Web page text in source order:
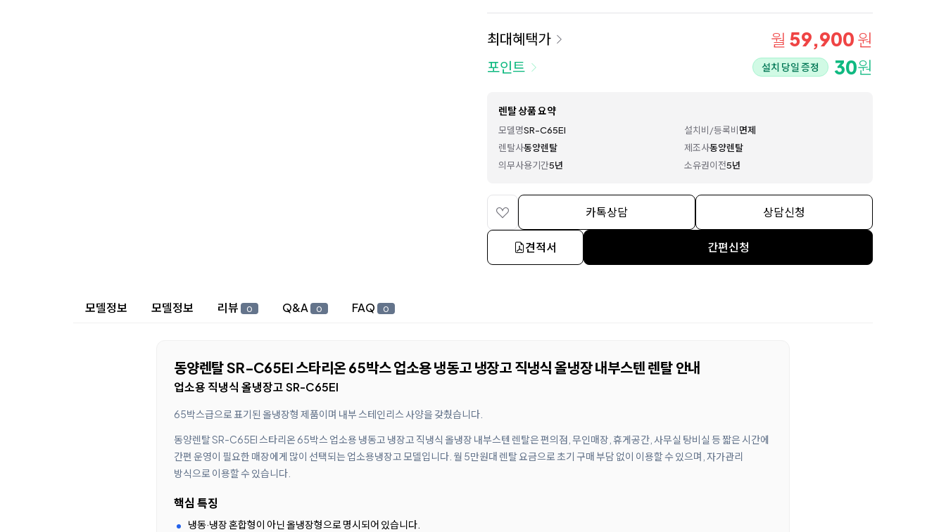
최대혜택가 월 59,900 원
포인트 설치 당일 증정 30원
렌탈 상품 요약
모델명SR-C65EI 설치비/등록비면제
렌탈사동양렌탈 제조사동양렌탈
의무사용기간5년 소유권이전5년
카톡상담 상담신청
견적서 간편신청
상세 정보
모델정보 모델정보 리뷰 0 Q&A 0 FAQ 0
동양렌탈 SR-C65EI 스타리온 65박스 업소용 냉동고 냉장고 직냉식 올냉장 내부스텐 렌탈 안내
업소용 직냉식 올냉장고 SR-C65EI
65박스급으로 표기된 올냉장형 제품이며 내부 스테인리스 사양을 갖췄습니다.
동양렌탈 SR-C65EI 스타리온 65박스 업소용 냉동고 냉장고 직냉식 올냉장 내부스텐 렌탈은 편의점, 무인매장, 휴게공간, 사무실 탕비실 등 짧은 시간에
간편 운영이 필요한 매장에게 많이 선택되는 업소용냉장고 모델입니다. 월 5만원대 렌탈 요금으로 초기 구매 부담 없이 이용할 수 있으며, 자가관리
방식으로 이용할 수 있습니다.
핵심 특징
냉동·냉장 혼합형이 아닌 올냉장형으로 명시되어 있습니다.